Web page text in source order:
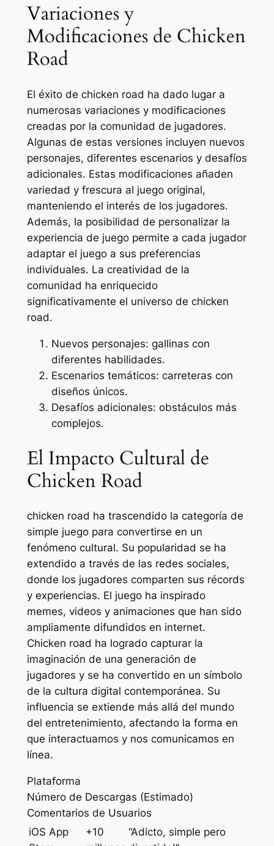
Variaciones y
Modificaciones de Chicken
Road
El éxito de chicken road ha dado lugar a
numerosas variaciones y modificaciones
creadas por la comunidad de jugadores.
Algunas de estas versiones incluyen nuevos
personajes, diferentes escenarios y desafíos
adicionales. Estas modificaciones añaden
variedad y frescura al juego original,
manteniendo el interés de los jugadores.
Además, la posibilidad de personalizar la
experiencia de juego permite a cada jugador
adaptar el juego a sus preferencias
individuales. La creatividad de la
comunidad ha enriquecido
significativamente el universo de chicken
road.
Nuevos personajes: gallinas con
diferentes habilidades.
Escenarios temáticos: carreteras con
diseños únicos.
Desafíos adicionales: obstáculos más
complejos.
El Impacto Cultural de
Chicken Road
chicken road ha trascendido la categoría de
simple juego para convertirse en un
fenómeno cultural. Su popularidad se ha
extendido a través de las redes sociales,
donde los jugadores comparten sus récords
y experiencias. El juego ha inspirado
memes, videos y animaciones que han sido
ampliamente difundidos en internet.
Chicken road ha logrado capturar la
imaginación de una generación de
jugadores y se ha convertido en un símbolo
de la cultura digital contemporánea. Su
influencia se extiende más allá del mundo
del entretenimiento, afectando la forma en
que interactuamos y nos comunicamos en
línea.
Plataforma
Número de Descargas (Estimado)
Comentarios de Usuarios
iOS App
+10
“Adicto, simple pero